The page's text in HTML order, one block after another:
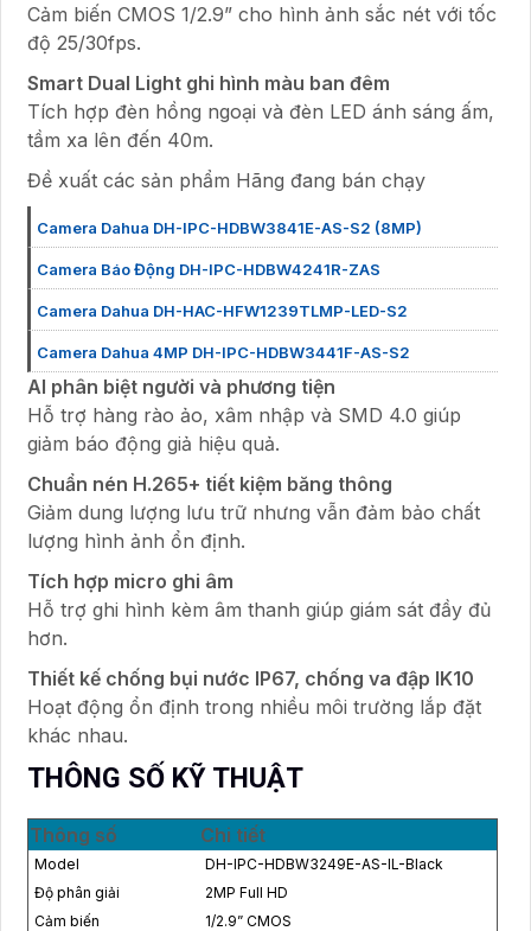
Cảm biến CMOS 1/2.9” cho hình ảnh sắc nét với tốc
độ 25/30fps.
Smart Dual Light ghi hình màu ban đêm
Tích hợp đèn hồng ngoại và đèn LED ánh sáng ấm,
tầm xa lên đến 40m.
Đề xuất các sản phẩm Hãng đang bán chạy
Camera Dahua DH-IPC-HDBW3841E-AS-S2 (8MP)
Camera Báo Động DH-IPC-HDBW4241R-ZAS
Camera Dahua DH-HAC-HFW1239TLMP-LED-S2
Camera Dahua 4MP DH-IPC-HDBW3441F-AS-S2
AI phân biệt người và phương tiện
Hỗ trợ hàng rào ảo, xâm nhập và SMD 4.0 giúp
giảm báo động giả hiệu quả.
Chuẩn nén H.265+ tiết kiệm băng thông
Giảm dung lượng lưu trữ nhưng vẫn đảm bảo chất
lượng hình ảnh ổn định.
Tích hợp micro ghi âm
Hỗ trợ ghi hình kèm âm thanh giúp giám sát đầy đủ
hơn.
Thiết kế chống bụi nước IP67, chống va đập IK10
Hoạt động ổn định trong nhiều môi trường lắp đặt
khác nhau.
THÔNG SỐ KỸ THUẬT
Thông số Chi tiết
Model
DH-IPC-HDBW3249E-AS-IL-Black
Độ phân giải
2MP Full HD
Cảm biến
1/2.9” CMOS